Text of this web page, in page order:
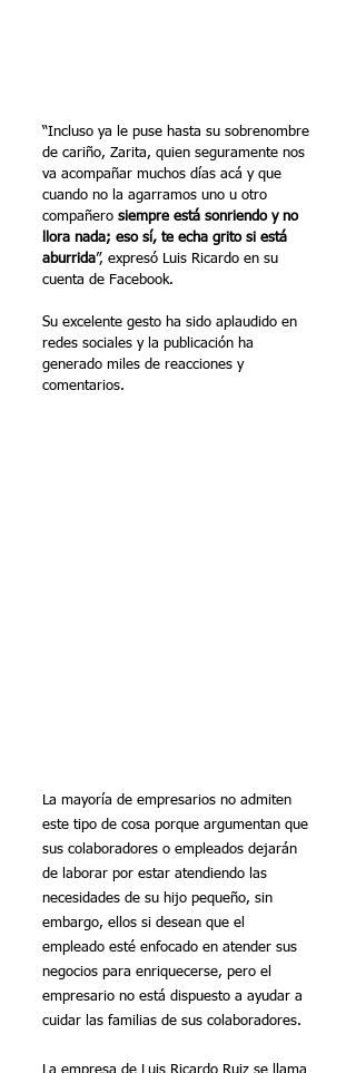
“Incluso ya le puse hasta su sobrenombre
de cariño, Zarita, quien seguramente nos
va acompañar muchos días acá y que
cuando no la agarramos uno u otro
compañero siempre está sonriendo y no
llora nada; eso sí, te echa grito si está
aburrida”, expresó Luis Ricardo en su
cuenta de Facebook.
Su excelente gesto ha sido aplaudido en
redes sociales y la publicación ha
generado miles de reacciones y
comentarios.
La mayoría de empresarios no admiten
este tipo de cosa porque argumentan que
sus colaboradores o empleados dejarán
de laborar por estar atendiendo las
necesidades de su hijo pequeño, sin
embargo, ellos si desean que el
empleado esté enfocado en atender sus
negocios para enriquecerse, pero el
empresario no está dispuesto a ayudar a
cuidar las familias de sus colaboradores.